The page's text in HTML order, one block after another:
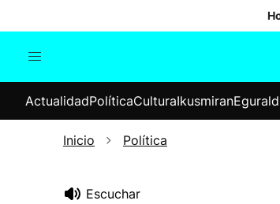
Internacional
Elecciones
ActualidadPolíticaCulturaIkusmiran
Inicio Política
Escuchar